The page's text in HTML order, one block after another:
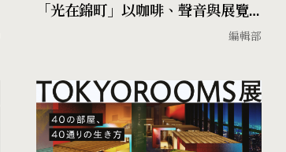
「光在錦町」以咖啡、聲音與展覽
編輯部